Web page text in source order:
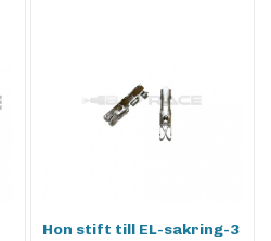
Hon stift till EL-sakring-3